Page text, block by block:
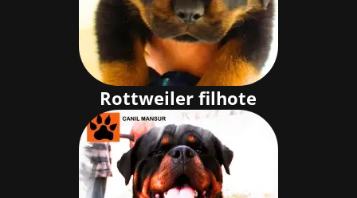
Rottweiler filhote